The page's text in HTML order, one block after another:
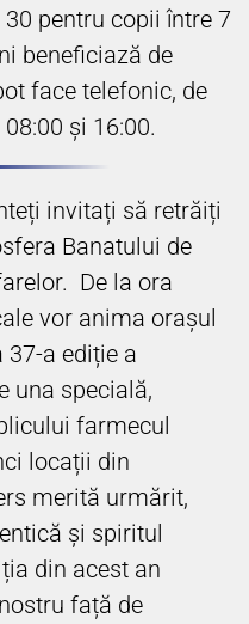
pentru copii între 7
beneficiază de
face telefonic, de
și 16:00.
invitați să retrăiți
Banatului de
De la ora
vor anima orașul
37-a ediție a
una specială,
farmecul
locații din
merită urmărit,
și spiritul
din acest an
față de